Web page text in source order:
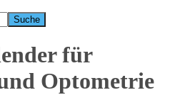
für
Optometrie